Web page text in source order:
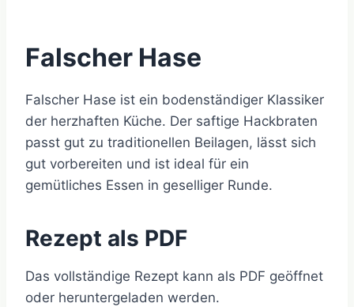
Falscher Hase
Falscher Hase ist ein bodenständiger Klassiker
der herzhaften Küche. Der saftige Hackbraten
passt gut zu traditionellen Beilagen, lässt sich
gut vorbereiten und ist ideal für ein
gemütliches Essen in geselliger Runde.
Rezept als PDF
Das vollständige Rezept kann als PDF geöffnet
oder heruntergeladen werden.